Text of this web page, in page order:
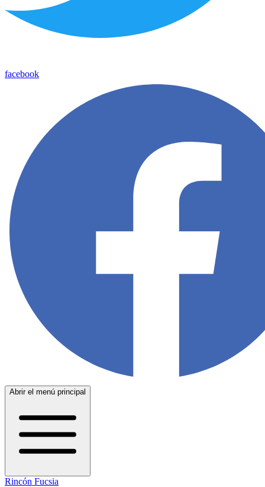
facebook
Abrir el menú principal
Rincón Fucsia